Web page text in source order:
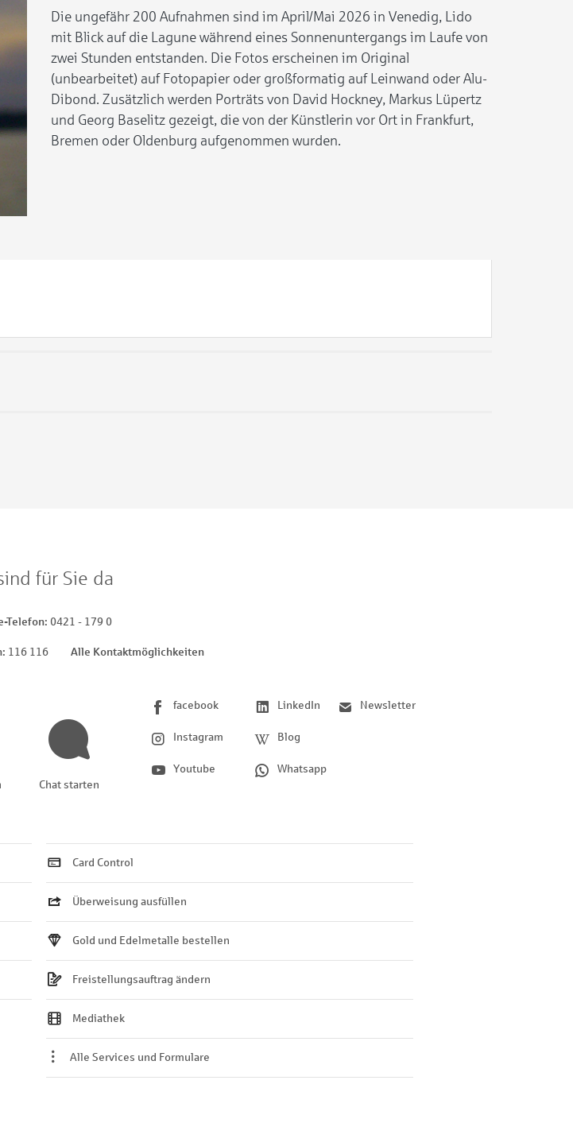
Die ungefähr 200 Aufnahmen sind im April/Mai 2026 in Venedig, Lido
mit Blick auf die Lagune während eines Sonnenuntergangs im Laufe von
zwei Stunden entstanden. Die Fotos erscheinen im Original
(unbearbeitet) auf Fotopapier oder großformatig auf Leinwand oder Alu-
Dibond. Zusätzlich werden Porträts von David Hockney, Markus Lüpertz
und Georg Baselitz gezeigt, die von der Künstlerin vor Ort in Frankfurt,
Bremen oder Oldenburg aufgenommen wurden.
für Sie da
Telefon 0421 - 179 0
116 116 Alle Kontaktmöglichkeiten
Chat starten
facebook
Instagram
Youtube
LinkedIn
Blog
Whatsapp
Newsletter
Card Control
Überweisung ausfüllen
Gold und Edelmetalle bestellen
Freistellungsauftrag ändern
Mediathek
Alle Services und Formulare